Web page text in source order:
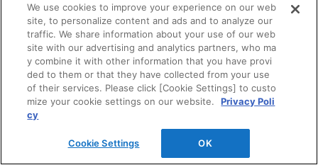
施工・取扱説明書
動画
シミュレーションツール
24時間換気システム〈エアスマート〉
簡易設計見積ソフト
R&Dセンター環境測定・分析サービス
We use cookies to improve your experience on our web
site, to personalize content and ads and to analyze our
traffic. We share information about your use of our web
site with our advertising and analytics partners, who ma
y combine it with other information that you have provi
ded to them or that they have collected from your use
of their services. Please click [Cookie Settings] to custo
mize your cookie settings on our website.
Privacy Poli
cy
Cookie Settings OK